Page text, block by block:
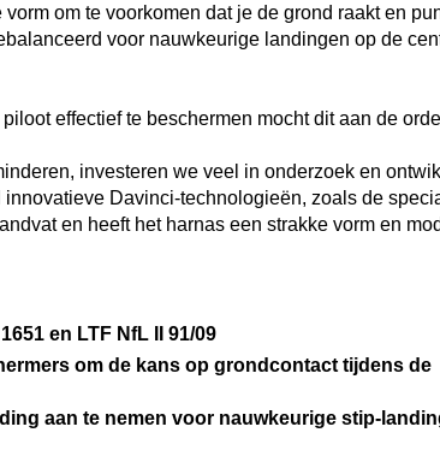
om te voorkomen dat je de grond raakt en
voor nauwkeurige landingen op de
effectief te beschermen mocht dit aan de
investeren we veel in onderzoek en
Davinci-technologieën, zoals de
en heeft het harnas een strakke vorm en
en LTF NfL II 91/09
om de kans op grondcontact tijdens de
aan te nemen voor nauwkeurige stip-